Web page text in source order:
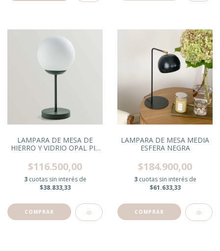
LAMPARA DE MESA DE
HIERRO Y VIDRIO OPAL PIE
$116.500,00
3 cuotas sin interés de
$38.833,33
LAMPARA DE MESA MEDIA
ESFERA NEGRA
$184.900,00
3 cuotas sin interés de
$61.633,33